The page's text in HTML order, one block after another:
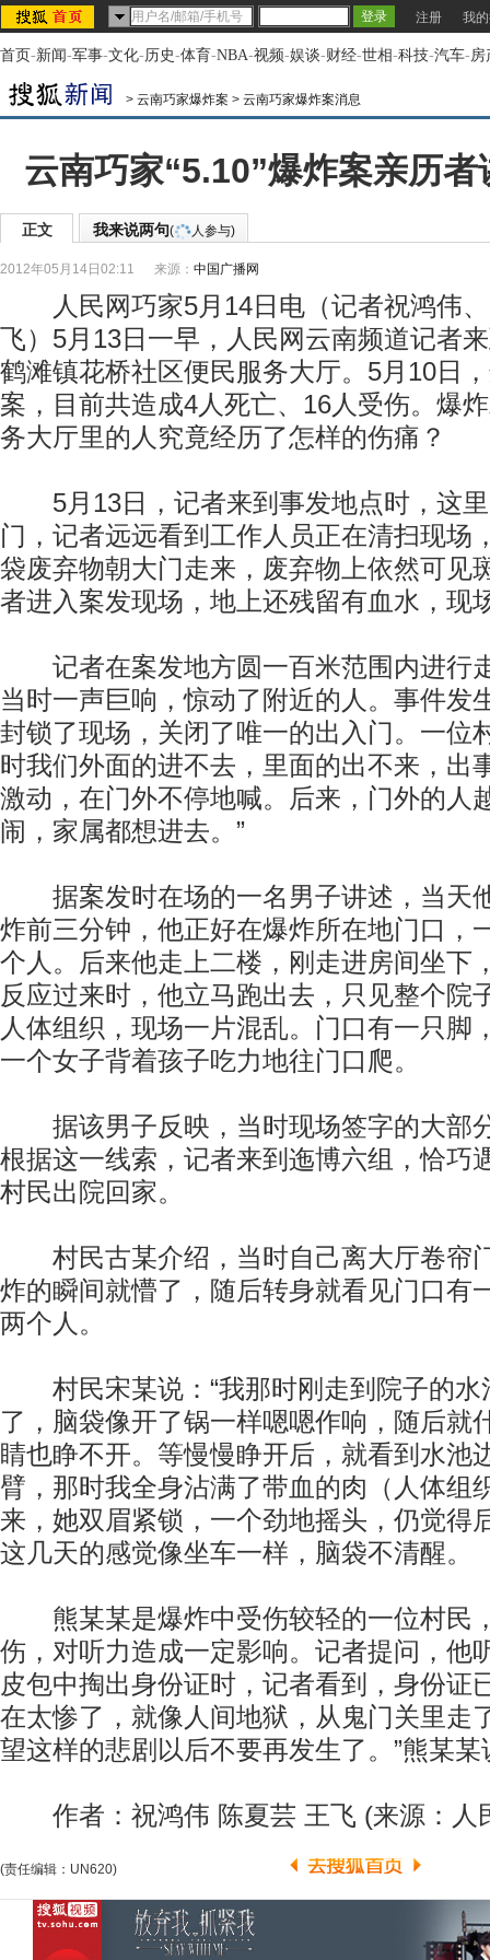
注册 我
首页-新闻-军事-文化-历史-体育-NBA-视频-娱谈-财经-世相-科技-汽车-房
> 云南巧家爆炸案 > 云南巧家爆炸案消息
云南巧家“5.10”爆炸案亲历
正文 我来说两句( 人参与)
2012年05月14日02:11 来源： 中国广播网
人民网巧家5月14日电（记者祝鸿伟、
飞）5月13日一早，人民网云南频道记者
鹤滩镇花桥社区便民服务大厅。5月10日
案，目前共造成4人死亡、16人受伤。爆
务大厅里的人究竟经历了怎样的伤痛？
5月13日，记者来到事发地点时，这里
门，记者远远看到工作人员正在清扫现场
袋废弃物朝大门走来，废弃物上依然可见
者进入案发现场，地上还残留有血水，现
记者在案发地方圆一百米范围内进行
当时一声巨响，惊动了附近的人。事件发
封锁了现场，关闭了唯一的出入门。一位
时我们外面的进不去，里面的出不来，出
激动，在门外不停地喊。后来，门外的人
闹，家属都想进去。”
据案发时在场的一名男子讲述，当天
炸前三分钟，他正好在爆炸所在地门口，
个人。后来他走上二楼，刚走进房间坐下
反应过来时，他立马跑出去，只见整个院
人体组织，现场一片混乱。门口有一只脚
一个女子背着孩子吃力地往门口爬。
据该男子反映，当时现场签字的大部
根据这一线索，记者来到迤博六组，恰巧
村民出院回家。
村民古某介绍，当时自己离大厅卷帘
炸的瞬间就懵了，随后转身就看见门口有
两个人。
村民宋某说：“我那时刚走到院子的水
了，脑袋像开了锅一样嗯嗯作响，随后就
睛也睁不开。等慢慢睁开后，就看到水池
臂，那时我全身沾满了带血的肉（人体组
来，她双眉紧锁，一个劲地摇头，仍觉得
这几天的感觉像坐车一样，脑袋不清醒。
熊某某是爆炸中受伤较轻的一位村民
伤，对听力造成一定影响。记者提问，他
皮包中掏出身份证时，记者看到，身份证
在太惨了，就像人间地狱，从鬼门关里走
望这样的悲剧以后不要再发生了。”熊某某
作者：祝鸿伟 陈夏芸 王飞 (来源：人
(责任编辑：UN620)